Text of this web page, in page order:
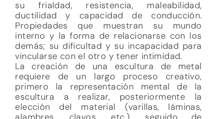
su frialdad, resistencia, maleabilidad,
ductilidad y capacidad de conducción.
Propiedades que muestran su mundo
interno y la forma de relacionarse con los
demás; su dificultad y su incapacidad para
vincularse con el otro y tener intimidad.
La creación de una escultura de metal
requiere de un largo proceso creativo,
primero la representación mental de la
escultura a realizar, posteriormente la
elección del material (varillas, láminas,